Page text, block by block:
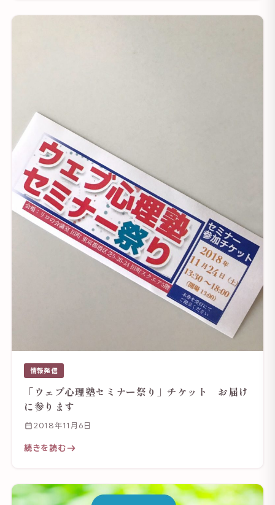
情報発信
「ウェブ心理塾セミナー祭り」チケット お届け
に参ります
2018年11月6日
続きを読む